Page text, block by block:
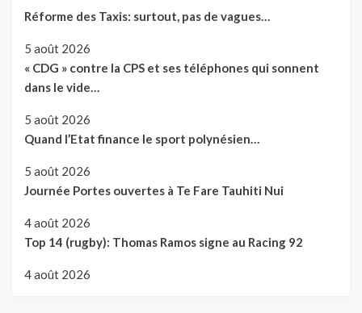
Réforme des Taxis: surtout, pas de vagues…
5 août 2026
« CDG » contre la CPS et ses téléphones qui sonnent
dans le vide…
5 août 2026
Quand l’Etat finance le sport polynésien…
5 août 2026
Journée Portes ouvertes à Te Fare Tauhiti Nui
4 août 2026
Top 14 (rugby): Thomas Ramos signe au Racing 92
4 août 2026